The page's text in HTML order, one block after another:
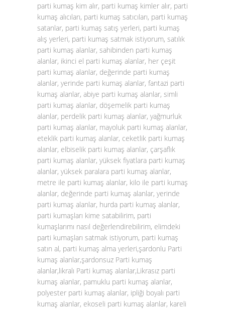
parti kumaş kim alır, parti kumaş kimler alır, parti
kumaş alıcıları, parti kumaş satıcıları, parti kumaş
satanlar, parti kumaş satış yerleri, parti kumaş
alış yerleri, parti kumaş satmak istiyorum, satılık
parti kumaş alanlar, sahibinden parti kumaş
alanlar, ikinci el parti kumaş alanlar, her çeşit
parti kumaş alanlar, değerinde parti kumaş
alanlar, yerinde parti kumaş alanlar, fantazi parti
kumaş alanlar, abiye parti kumaş alanlar, simli
parti kumaş alanlar, döşemelik parti kumaş
alanlar, perdelik parti kumaş alanlar, yağmurluk
parti kumaş alanlar, mayoluk parti kumaş alanlar,
eteklik parti kumaş alanlar, ceketlik parti kumaş
alanlar, elbiselik parti kumaş alanlar, çarşaflık
parti kumaş alanlar, yüksek fiyatlara parti kumaş
alanlar, yüksek paralara parti kumaş alanlar,
metre ile parti kumaş alanlar, kilo ile parti kumaş
alanlar, değerinde parti kumaş alanlar, yerinde
parti kumaş alanlar, hurda parti kumaş alanlar,
parti kumaşları kime satabilirim, parti
kumaşlarımı nasıl değerlendirebilirim, elimdeki
parti kumaşları satmak istiyorum, parti kumaş
satın al, parti kumaş alma yerleri,şardonlu Parti
kumaş alanlar,şardonsuz Parti kumaş
alanlar,likralı Parti kumaş alanlar,Likrasız parti
kumaş alanlar, pamuklu parti kumaş alanlar,
polyester parti kumaş alanlar, ipliği boyalı parti
kumaş alanlar, ekoseli parti kumaş alanlar, kareli